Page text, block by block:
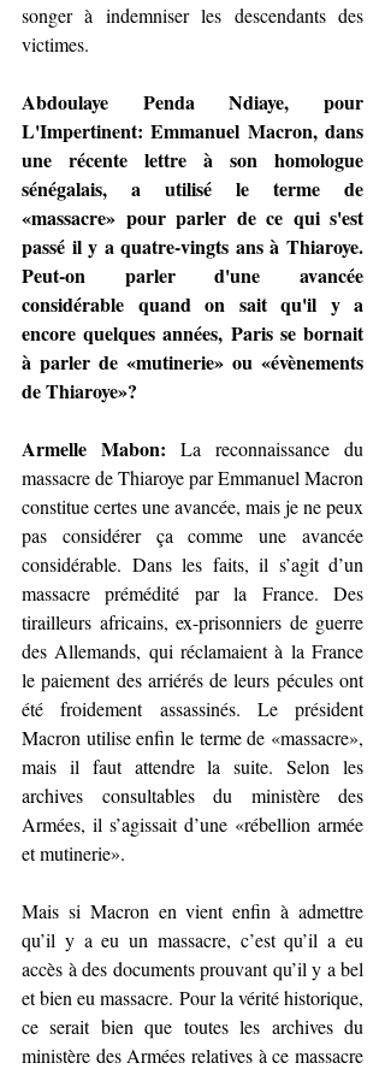
songer à indemniser les descendants des
victimes.
Abdoulaye Penda Ndiaye, pour
L'Impertinent: Emmanuel Macron, dans
une récente lettre à son homologue
sénégalais, a utilisé le terme de
«massacre» pour parler de ce qui s'est
passé il y a quatre-vingts ans à Thiaroye.
Peut-on parler d'une avancée
considérable quand on sait qu'il y a
encore quelques années, Paris se bornait
à parler de «mutinerie» ou «évènements
de Thiaroye»?
Armelle Mabon: La reconnaissance du
massacre de Thiaroye par Emmanuel Macron
constitue certes une avancée, mais je ne peux
pas considérer ça comme une avancée
considérable. Dans les faits, il s’agit d’un
massacre prémédité par la France. Des
tirailleurs africains, ex-prisonniers de guerre
des Allemands, qui réclamaient à la France
le paiement des arriérés de leurs pécules ont
été froidement assassinés. Le président
Macron utilise enfin le terme de «massacre»,
mais il faut attendre la suite. Selon les
archives consultables du ministère des
Armées, il s’agissait d’une «rébellion armée
et mutinerie».
Mais si Macron en vient enfin à admettre
qu’il y a eu un massacre, c’est qu’il a eu
accès à des documents prouvant qu’il y a bel
et bien eu massacre. Pour la vérité historique,
ce serait bien que toutes les archives du
ministère des Armées relatives à ce massacre